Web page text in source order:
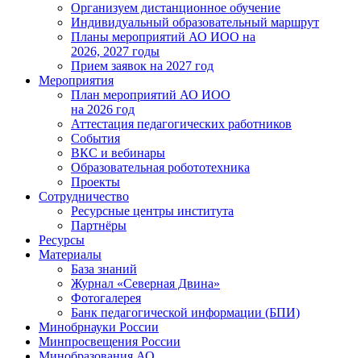
Организуем дистанционное обучение
Индивидуальный образовательный маршрут
Планы мероприятий АО ИОО на
2026, 2027 годы
Прием заявок на 2027 год
Мероприятия
План мероприятий АО ИОО
на 2026 год
Аттестация педагогических работников
События
ВКС и вебинары
Образовательная робототехника
Проекты
Сотрудничество
Ресурсные центры института
Партнёры
Ресурсы
Материалы
База знаний
Журнал «Северная Двина»
Фотогалерея
Банк педагогической информации (БПИ)
Минобрнауки России
Минпросвещения России